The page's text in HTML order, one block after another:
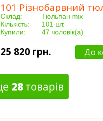
Склад:
Тюльпан mix
Кількість:
101 шт.
Купили:
47 чоловік(а)
25 820 грн. До
28 товарів